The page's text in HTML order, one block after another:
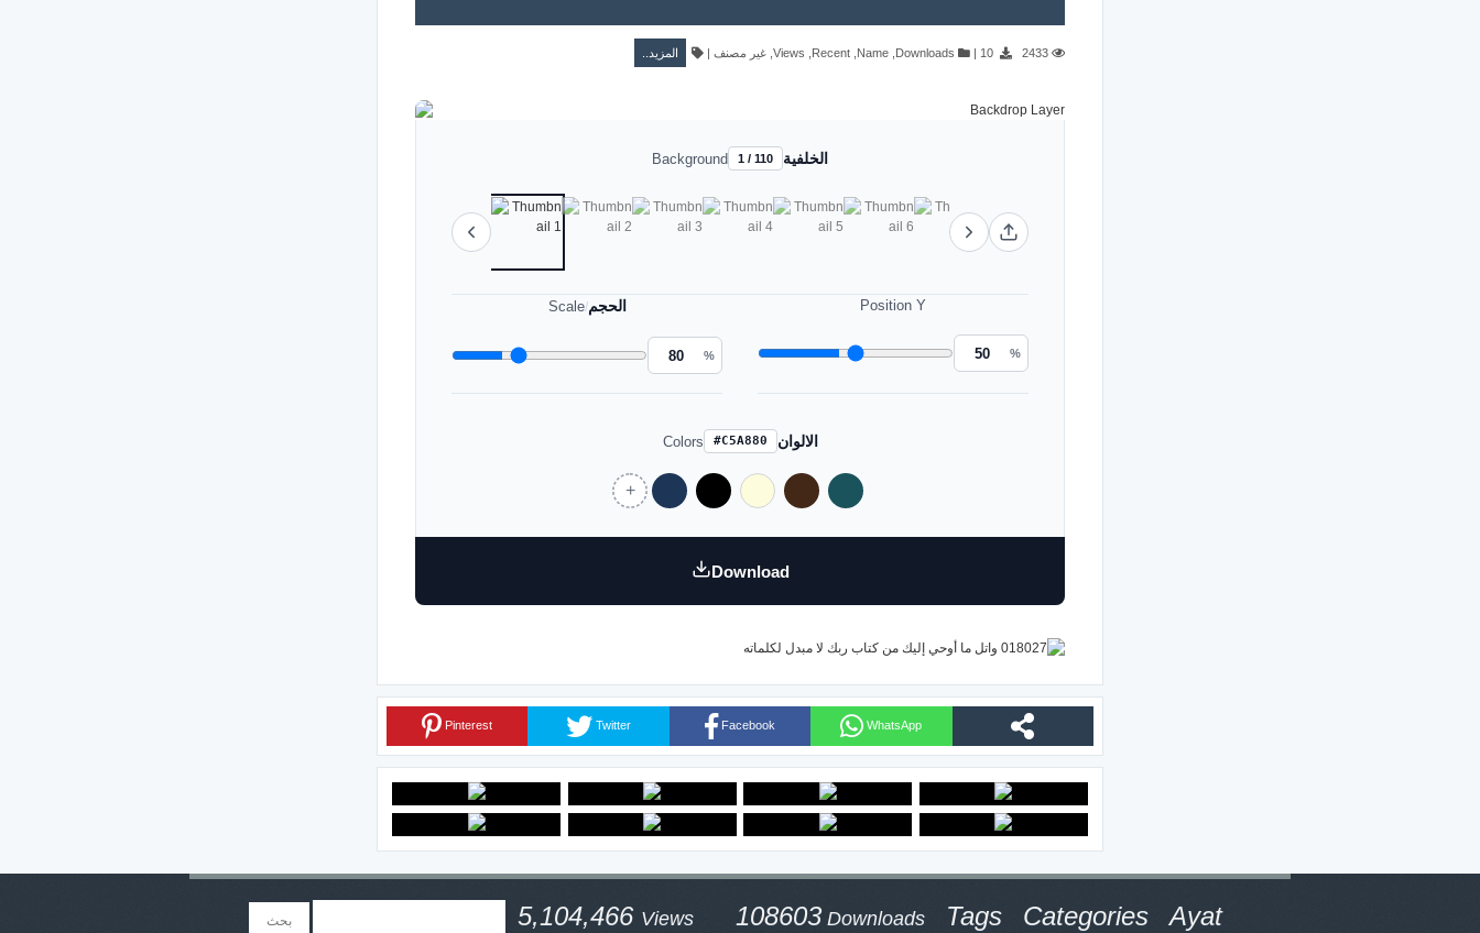
|
Downloads
Name
Recent
Views غير مصنف | المزيد..
Background 1 / 110 الخلفية
Scale/الحجم
%
Position Y
%
Colors #C5A880 الالوان
Download
WhatsApp
Facebook
Twitter
Pinterest
5,104,466 Views 108603 Downloads Tags Categories Ayat